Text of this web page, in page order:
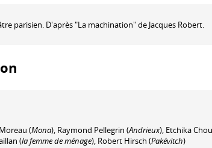
parisien. D'après "La machination" de Jacques Robert.
(Mona), Raymond Pellegrin (Andrieux), Etchika
(la femme de ménage), Robert Hirsch (Pakévitch)